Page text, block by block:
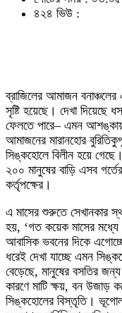
৪২৪ ভিউ :
ব্রাজিলের আমাজন
সৃষ্টি হয়েছে। দেখা
ফেলতে পারে– এমন
আমাজনের মারানহোর
সিঙ্কহোলে বিলীন হয়ে
২০০ মানুষের বাড়ি এসব
কর্তৃপক্ষের।
এ মাসের শুরুতে সেখানকার
হয়, ‘গত কয়েক মাসের মধ্যে
আবাসিক ভবনের দিকে
ধরেই দেখা যাচ্ছে এমন
বেড়েছে, মানুষের বসতির
কারণে মাটি ক্ষয়, বন উজাড়
সিঙ্কহোলের বিস্তৃতি।